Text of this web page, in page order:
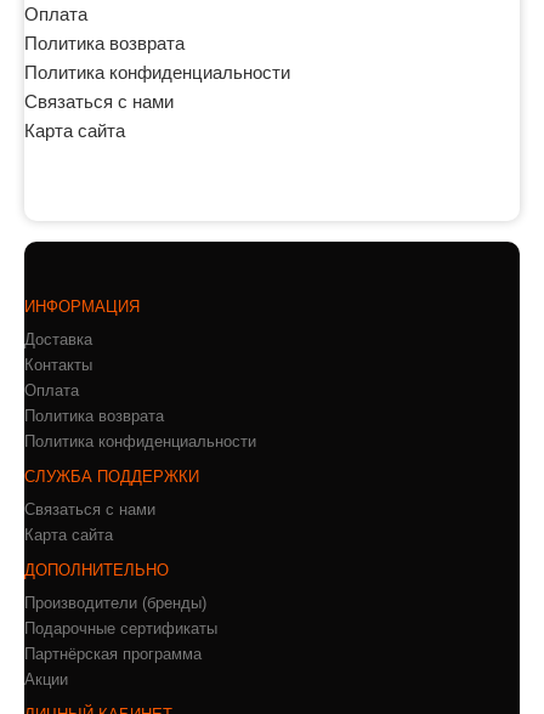
Оплата
Политика возврата
Политика конфиденциальности
Связаться с нами
Карта сайта
ИНФОРМАЦИЯ
Доставка
Контакты
Оплата
Политика возврата
Политика конфиденциальности
СЛУЖБА ПОДДЕРЖКИ
Связаться с нами
Карта сайта
ДОПОЛНИТЕЛЬНО
Производители (бренды)
Подарочные сертификаты
Партнёрская программа
Акции